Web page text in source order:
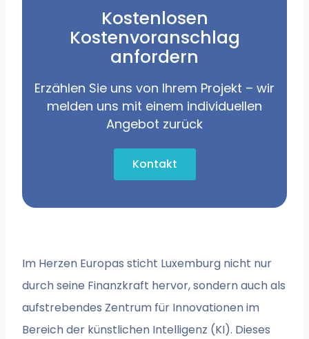
Kostenlosen
Kostenvoranschlag
anfordern
Erzählen Sie uns von Ihrem Projekt – wir
melden uns mit einem individuellen
Angebot zurück
Kontakt
Im Herzen Europas sticht Luxemburg nicht nur
durch seine Finanzkraft hervor, sondern auch als
aufstrebendes Zentrum für Innovationen im
Bereich der künstlichen Intelligenz (KI). Dieses